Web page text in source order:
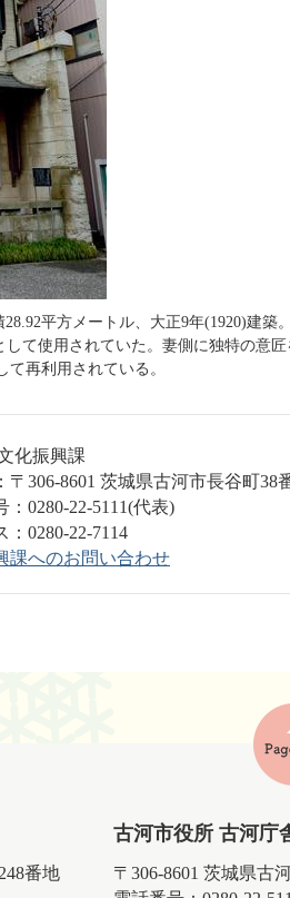
平方メートル、大正9年(1920)建築
て使用されていた。妻側に独特の意
再利用されている。
化振興課
〒306-8601 茨城県古河市長谷町38
：0280-22-5111(代表)
：0280-22-7114
課へのお問い合わせ
番地
古河市役所 古河庁
〒306-8601 茨城県古